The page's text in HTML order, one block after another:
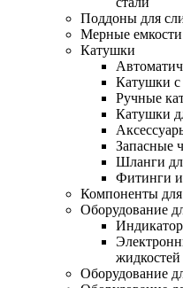
Поддоны для
Мерные емкости
Катушки
Катушки с
Ручные
Катушки
Запасные
Шланги
Фитинги и
Компоненты для
Оборудование
жидкостей
Оборудование